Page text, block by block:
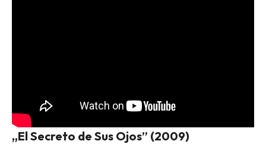
„El Secreto de Sus Ojos” (2009)